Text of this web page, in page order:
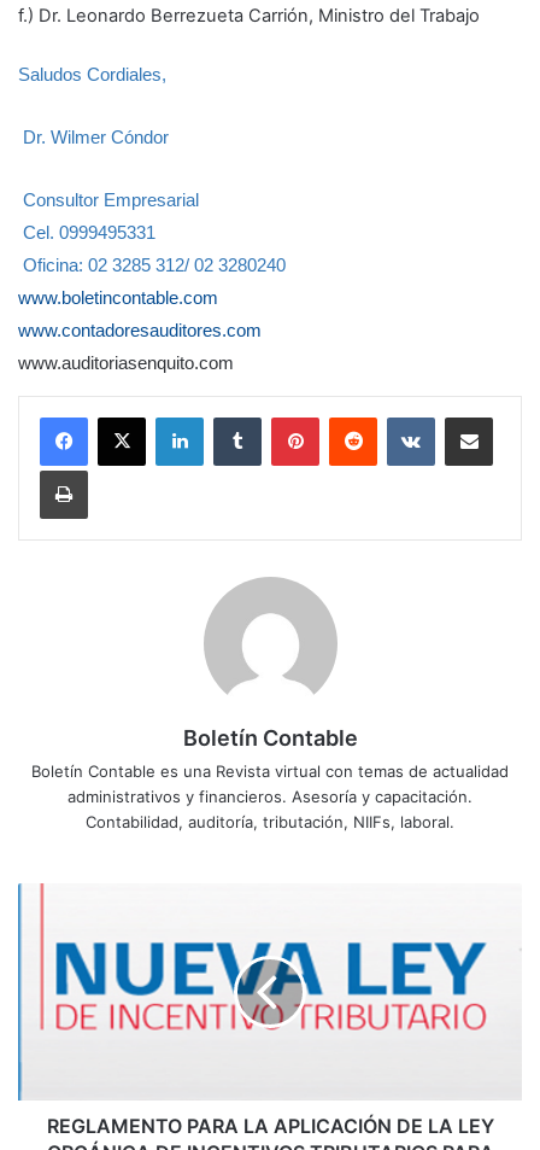
f.) Dr. Leonardo Berrezueta Carrión, Ministro del Trabajo
Saludos Cordiales,
Dr. Wilmer Cóndor
Consultor Empresarial
Cel. 0999495331
Oficina: 02 3285 312/ 02 3280240
www.boletincontable.com
www.contadoresauditores.com
www.auditoriasenquito.com
Boletín Contable
Boletín Contable es una Revista virtual con temas de actualidad
administrativos y financieros. Asesoría y capacitación.
Contabilidad, auditoría, tributación, NIIFs, laboral.
T
REGLAMENTO PARA LA APLICACIÓN DE LA LEY